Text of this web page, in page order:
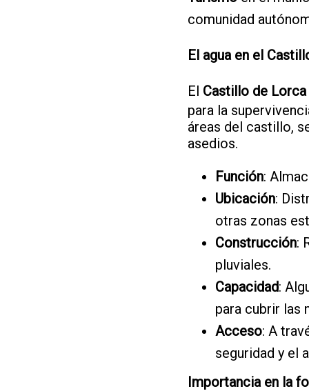
comunidad
El agua en el
El Castillo de Lorca
para la
áreas del castillo,
asedios.
Función:
Ubicación:
otras zonas
Construcción:
pluviales.
Capacidad:
para cubrir las
Acceso: A
seguridad y el
Importancia en la